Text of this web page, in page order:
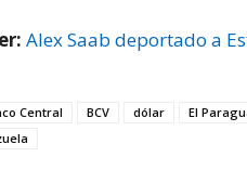
Alex Saab deportado a
Central BCV dólar El